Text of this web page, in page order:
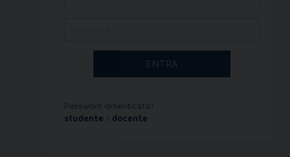
Password dimenticata?
studente / docente